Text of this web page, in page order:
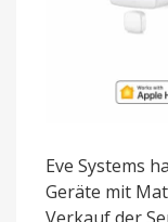
Eve Systems
Geräte mit